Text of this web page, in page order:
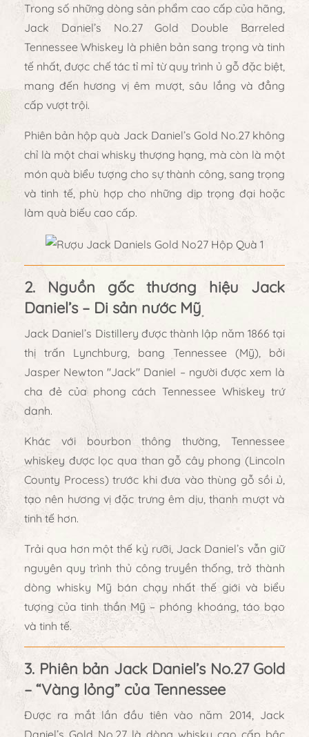
Trong số những dòng sản phẩm cao cấp của hãng,
Jack Daniel’s No.27 Gold Double Barreled
Tennessee Whiskey là phiên bản sang trọng và tinh
tế nhất , được chế tác tỉ mỉ từ quy trình ủ gỗ đặc biệt,
mang đến hương vị êm mượt, sâu lắng và đẳng
cấp vượt trội.
Phiên bản hộp quà Jack Daniel’s Gold No.27không
chỉ là một chai whisky thượng hạng, mà còn là một
món quà biểu tượng cho sự thành công, sang trọng
và tinh tế , phù hợp cho những dịp trọng đại hoặc
làm quà biếu cao cấp.
2. Nguồn gốc thương hiệu Jack
Daniel’s – Di sản nước Mỹ
Jack Daniel’s Distillery được thành lập năm 1866 tại
thị trấn Lynchburg, bang Tennessee (Mỹ), bởi
Jasper Newton "Jack" Daniel – người được xem là
cha đẻ của phong cáchTennessee Whiskey trứ
danh.
Khác với bourbon thông thường, Tennessee
whiskey được lọc qua than gỗ cây phong (Lincoln
County Process) trước khi đưa vào thùng gỗ sồi ủ,
tạo nên hương vị đặc trưng êm dịu, thanh mượt và
tinh tế hơn.
Trải qua hơn một thế kỷ rưỡi, Jack Daniel’s vẫn giữ
nguyên quy trình thủ công truyền thống, trở thành
dòng whisky Mỹ bán chạy nhất thế giới và biểu
tượng của tinh thần Mỹ – phóng khoáng, táo bạo
và tinh tế.
3. Phiên bản Jack Daniel’s No.27 Gold
– “Vàng lỏng” của Tennessee
Được ra mắt lần đầu tiên vào năm 2014, Jack
Daniel’s Gold No.27 là dòng whisky cao cấp bậc